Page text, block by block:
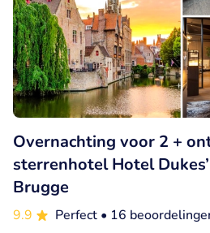
Overnachting voor 2 +
sterrenhotel Hotel
Brugge
9.9 Perfect • 16